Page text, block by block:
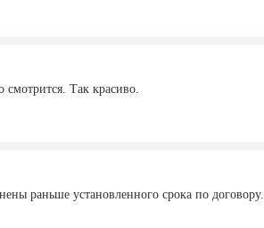
смотрится. Так красиво.
раньше установленного срока по договору.